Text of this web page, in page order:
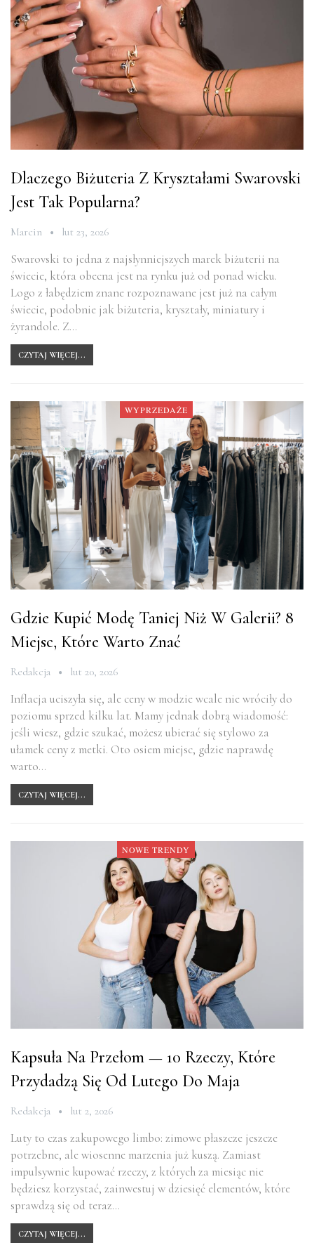
Dlaczego Biżuteria Z Kryształami Swarovski
Jest Tak Popularna?
Marcin lut 23, 2026
Swarovski to jedna z najsłynniejszych marek biżuterii na
świecie, która obecna jest na rynku już od ponad wieku.
Logo z łabędziem znane rozpoznawane jest już na całym
świecie, podobnie jak biżuteria, kryształy, miniatury i
żyrandole. Z…
CZYTAJ WIĘCEJ...
WYPRZEDAŻE
Gdzie Kupić Modę Taniej Niż W Galerii? 8
Miejsc, Które Warto Znać
Redakcja lut 20, 2026
Inflacja uciszyła się, ale ceny w modzie wcale nie wróciły do
poziomu sprzed kilku lat. Mamy jednak dobrą wiadomość:
jeśli wiesz, gdzie szukać, możesz ubierać się stylowo za
ułamek ceny z metki. Oto osiem miejsc, gdzie naprawdę
warto…
CZYTAJ WIĘCEJ...
NOWE TRENDY
Kapsuła Na Przełom — 10 Rzeczy, Które
Przydadzą Się Od Lutego Do Maja
Redakcja lut 2, 2026
Luty to czas zakupowego limbo: zimowe płaszcze jeszcze
potrzebne, ale wiosenne marzenia już kuszą. Zamiast
impulsywnie kupować rzeczy, z których za miesiąc nie
będziesz korzystać, zainwestuj w dziesięć elementów, które
sprawdzą się od teraz…
CZYTAJ WIĘCEJ...